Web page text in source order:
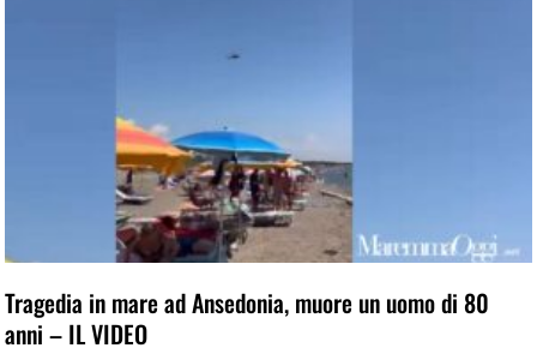
Tragedia in mare ad Ansedonia, muore un uomo di 80
anni – IL VIDEO